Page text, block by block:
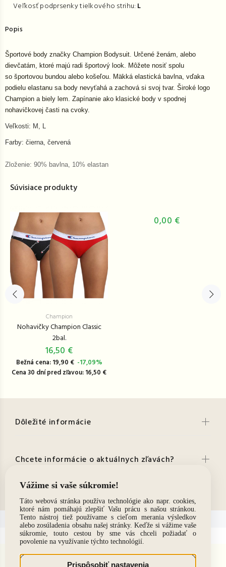
Veľkosť podprsenky tielkového strihu: L
Popis
Športové body značky Champion Bodysuit. Určené ženám, alebo
dievčatám, ktoré majú radi športový look. Môžete nosiť spolu
so športovou bundou alebo košeľou. Mäkká elastická bavlna, vďaka
podielu elastanu sa body nevyťahá a zachová si svoj tvar. Široké logo
Champion a biely lem. Zapínanie ako klasické body v spodnej
nohavičkovej časti na cvoky.
Veľkosti: M, L
Farby: čierna, červená
Zloženie: 90% bavlna, 10% elastan
Súvisiace produkty
Champion
Nohavičky Champion Classic
2bal.
16,50 €
Bežná cena: 19,90 € -17,09%
Cena 30 dní pred zľavou: 16,50 €
0,00 €
Dôležité informácie
Chcete informácie o aktuálnych zľavách?
Kontakt